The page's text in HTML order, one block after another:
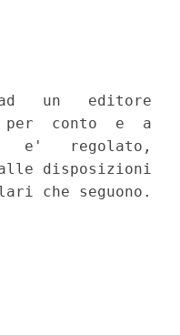
un   editore
conto  e  a
e'   regolato,
disposizioni